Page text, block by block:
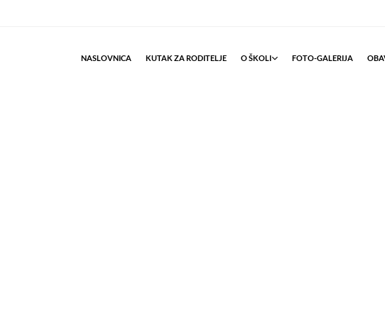
NASLOVNICA KUTAK ZA RODITELJE O ŠKOLI FOTO-GALERIJA